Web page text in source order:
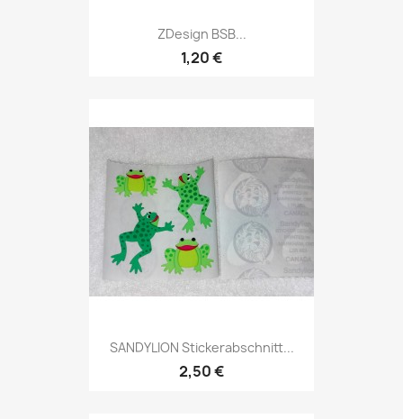
ZDesign BSB...
1,20 €
SANDYLION Stickerabschnitt...
2,50 €